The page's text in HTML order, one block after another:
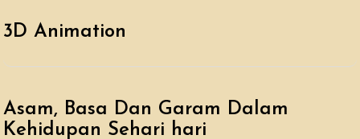
3D Animation
Asam, Basa Dan Garam Dalam
Kehidupan Sehari hari